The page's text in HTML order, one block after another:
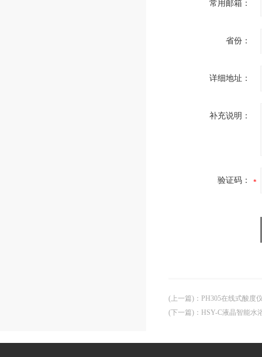
常用邮箱：
省份：
详细地址：
补充说明：
验证码：
(上一篇) ： PH305在线式酸度
(下一篇) ： HSY-C液晶智能水